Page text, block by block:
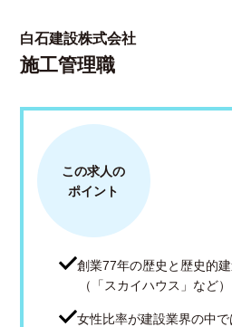
白石建設株式会社
施工管理職
この求人の
ポイント
創業77年の歴史と歴史的
（「スカイハウス」など）
女性比率が建設業界の中